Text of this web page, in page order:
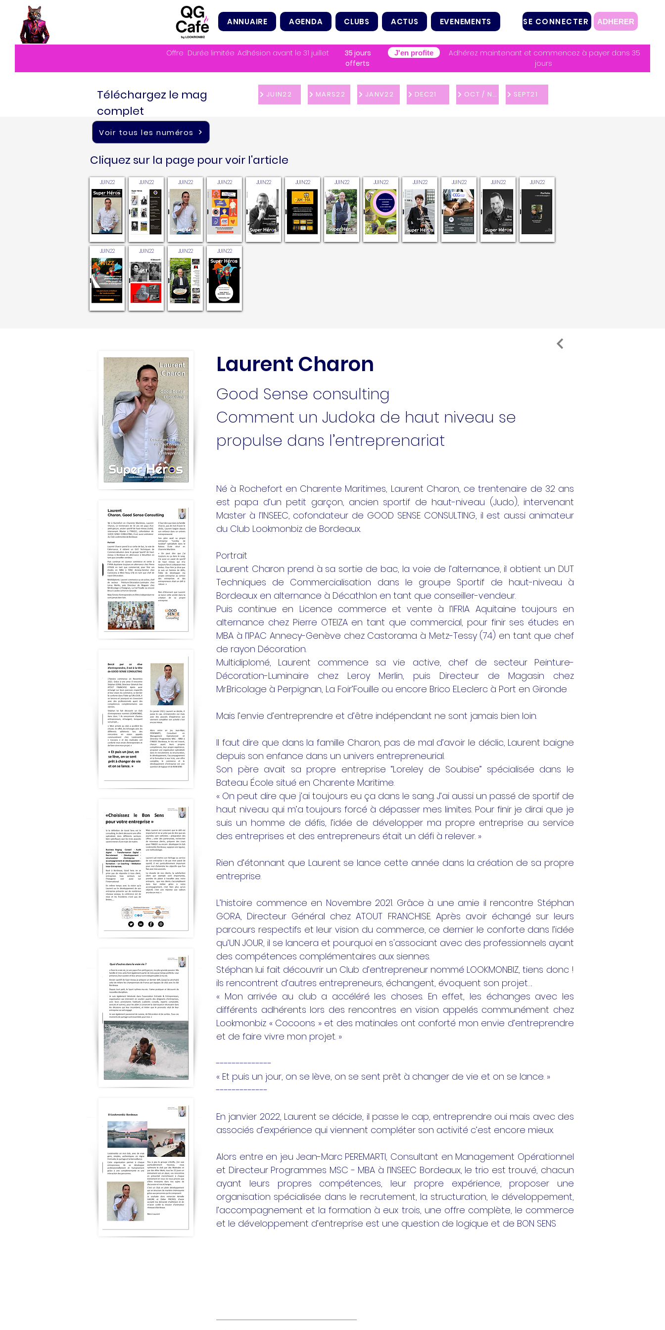
ANNUAIRE AGENDA CLUBS ACTUS EVENEMENTS SE CONNECTER ADHERER
Offre Durée limitée Adhésion avant le 31 juillet
35 jours
offerts
J'en profite
Adhérez maintenant et commencez à payer dans 35
jours
Téléchargez le mag
complet
JUIN22 MARS22 JANV22 DEC21 OCT / NOV 21 SEPT21
Voir tous les numéros
Cliquez sur la page pour voir l'article
JUIN22
JUIN22
JUIN22
JUIN22
JUIN22
JUIN22
JUIN22
JUIN22
JUIN22 JUIN22 JUIN22 JUIN22 JUIN22 JUIN22 JUIN22 JUIN22
Laurent Charon
Good Sense consulting
Comment un Judoka de haut niveau se
propulse dans l’entreprenariat
Né à Rochefort en Charente Maritimes, Laurent Charon, ce trentenaire de 32 ans
est papa d’un petit garçon, ancien sportif de haut-niveau (Judo), intervenant
Master à l’INSEEC, cofondateur de GOOD SENSE CONSULTING, il est aussi animateur
du Club Lookmonbiz de Bordeaux.
Portrait
Laurent Charon prend à sa sortie de bac, la voie de l’alternance, il obtient un DUT
Techniques de Commercialisation dans le groupe Sportif de haut-niveau à
Bordeaux en alternance à Décathlon en tant que conseiller-vendeur.
Puis continue en Licence commerce et vente à l’IFRIA Aquitaine toujours en
alternance chez Pierre OTEIZA en tant que commercial, pour finir ses études en
MBA à l’IPAC Annecy-Genève chez Castorama à Metz-Tessy (74) en tant que chef
de rayon Décoration.
Multidiplomé, Laurent commence sa vie active, chef de secteur Peinture-
Décoration-Luminaire chez Leroy Merlin, puis Directeur de Magasin chez
Mr.Bricolage à Perpignan, La Foir’Fouille ou encore Brico E.Leclerc à Port en Gironde
Mais l’envie d’entreprendre et d’être indépendant ne sont jamais bien loin.
Il faut dire que dans la famille Charon, pas de mal d’avoir le déclic, Laurent baigne
depuis son enfance dans un univers entrepreneurial.
Son père avait sa propre entreprise “Loreley de Soubise” spécialisée dans le
Bateau École situé en Charente Maritime.
« On peut dire que j’ai toujours eu ça dans le sang. J’ai aussi un passé de sportif de
haut niveau qui m’a toujours forcé à dépasser mes limites. Pour finir je dirai que je
suis un homme de défis, l’idée de développer ma propre entreprise au service
des entreprises et des entrepreneurs était un défi à relever. »
Rien d’étonnant que Laurent se lance cette année dans la création de sa propre
entreprise.
L’histoire commence en Novembre 2021. Grâce à une amie il rencontre Stéphan
GORA, Directeur Général chez ATOUT FRANCHISE. Après avoir échangé sur leurs
parcours respectifs et leur vision du commerce, ce dernier le conforte dans l’idée
qu’UN JOUR, il se lancera et pourquoi en s'associant avec des professionnels ayant
des compétences complémentaires aux siennes.
Stéphan lui fait découvrir un Club d’entrepreneur nommé LOOKMONBIZ, tiens donc !
ils rencontrent d’autres entrepreneurs, échangent, évoquent son projet….
« Mon arrivée au club a accéléré les choses. En effet, les échanges avec les
différents adhérents lors des rencontres en vision appelés communément chez
Lookmonbiz « Cocoons » et des matinales ont conforté mon envie d’entreprendre
et de faire vivre mon projet. »
--------------
« Et puis un jour, on se lève, on se sent prêt à changer de vie et on se lance. »
-------------
En janvier 2022, Laurent se décide, il passe le cap, entreprendre oui mais avec des
associés d’expérience qui viennent compléter son activité c’est encore mieux.
Alors entre en jeu Jean-Marc PEREMARTI, Consultant en Management Opérationnel
et Directeur Programmes MSC - MBA à l’INSEEC Bordeaux, le trio est trouvé, chacun
ayant leurs propres compétences, leur propre expérience, proposer une
organisation spécialisée dans le recrutement, la structuration, le développement,
l’accompagnement et la formation à eux trois, une offre complète, le commerce
et le développement d’entreprise est une question de logique et de BON SENS